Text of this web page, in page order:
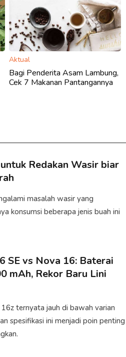
Aktual
Bagi Penderita Asam Lambung,
Cek 7 Makanan Pantangannya
Redakan Wasir biar
masalah wasir yang
konsumsi beberapa jenis buah ini
SE vs Nova 16: Baterai
mAh, Rekor Baru Lini
ternyata jauh di bawah varian
spesifikasi ini menjadi poin penting